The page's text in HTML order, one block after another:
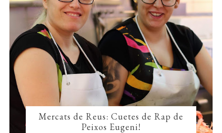
Mercats de Reus: Cuetes de Rap de
Peixos Eugeni!